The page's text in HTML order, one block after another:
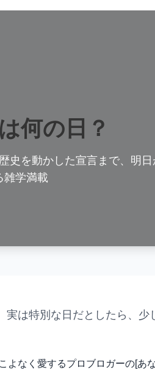
何の日？
史を動かした宣言まで、明
雑学満載
実は特別な日だとしたら、少
よなく愛するプロブロガーの[あ